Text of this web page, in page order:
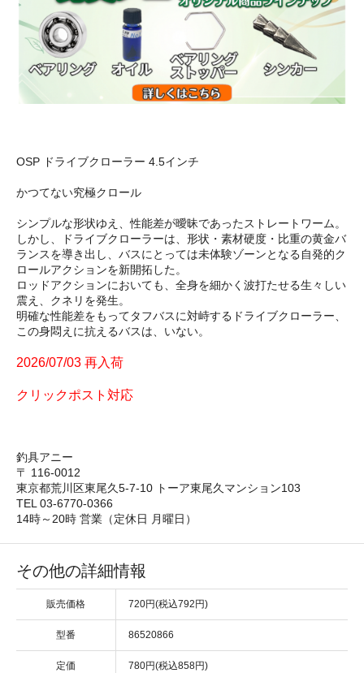
OSP ドライブクローラー 4.5インチ
かつてない究極クロール
シンプルな形状ゆえ、性能差が曖昧であったストレートワーム。
しかし、ドライブクローラーは、形状・素材硬度・比重の黄金バ
ランスを導き出し、バスにとっては未体験ゾーンとなる自発的ク
ロールアクションを新開拓した。
ロッドアクションにおいても、全身を細かく波打たせる生々しい
震え、クネリを発生。
明確な性能差をもってタフバスに対峙するドライブクローラー、
この身悶えに抗えるバスは、いない。
2026/07/03 再入荷
クリックポスト対応
釣具アニー
〒 116-0012
東京都荒川区東尾久5-7-10 トーア東尾久マンション103
TEL 03-6770-0366
14時～20時 営業（定休日 月曜日）
その他の詳細情報
販売価格 720円(税込792円)
型番 86520866
定価 780円(税込858円)